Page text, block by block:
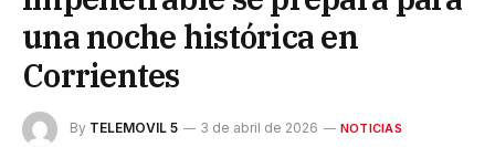
una noche histórica en
Corrientes
By TELEMOVIL 5 3 de abril de 2026 NOTICIAS